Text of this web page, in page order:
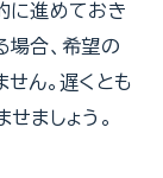
に進めておき
場合、希望の
ん。遅くとも
ましょう。